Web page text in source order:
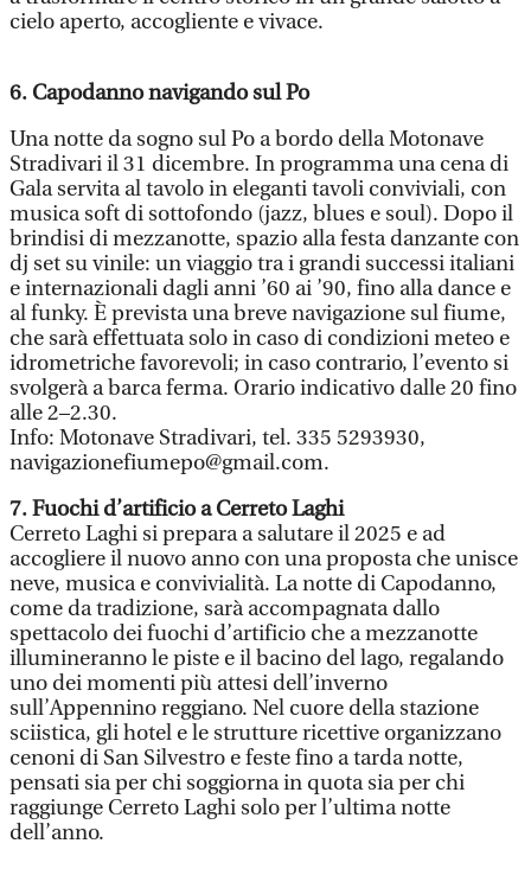
cielo aperto, accogliente e vivace.
6. Capodanno navigando sul Po
Una notte da sogno sul Po a bordo della Motonave
Stradivari il 31 dicembre. In programma una cena di
Gala servita al tavolo in eleganti tavoli conviviali, con
musica soft di sottofondo (jazz, blues e soul). Dopo il
brindisi di mezzanotte, spazio alla festa danzante con
dj set su vinile: un viaggio tra i grandi successi italiani
e internazionali dagli anni ’60 ai ’90, fino alla dance e
al funky. È prevista una breve navigazione sul fiume,
che sarà effettuata solo in caso di condizioni meteo e
idrometriche favorevoli; in caso contrario, l’evento si
svolgerà a barca ferma. Orario indicativo dalle 20 fino
alle 2–2.30.
Info: Motonave Stradivari, tel. 335 5293930,
navigazionefiumepo@gmail.com.
7. Fuochi d’artificio a Cerreto Laghi
Cerreto Laghi si prepara a salutare il 2025 e ad
accogliere il nuovo anno con una proposta che unisce
neve, musica e convivialità. La notte di Capodanno,
come da tradizione, sarà accompagnata dallo
spettacolo dei fuochi d’artificio che a mezzanotte
illumineranno le piste e il bacino del lago, regalando
uno dei momenti più attesi dell’inverno
sull’Appennino reggiano. Nel cuore della stazione
sciistica, gli hotel e le strutture ricettive organizzano
cenoni di San Silvestro e feste fino a tarda notte,
pensati sia per chi soggiorna in quota sia per chi
raggiunge Cerreto Laghi solo per l’ultima notte
dell’anno.